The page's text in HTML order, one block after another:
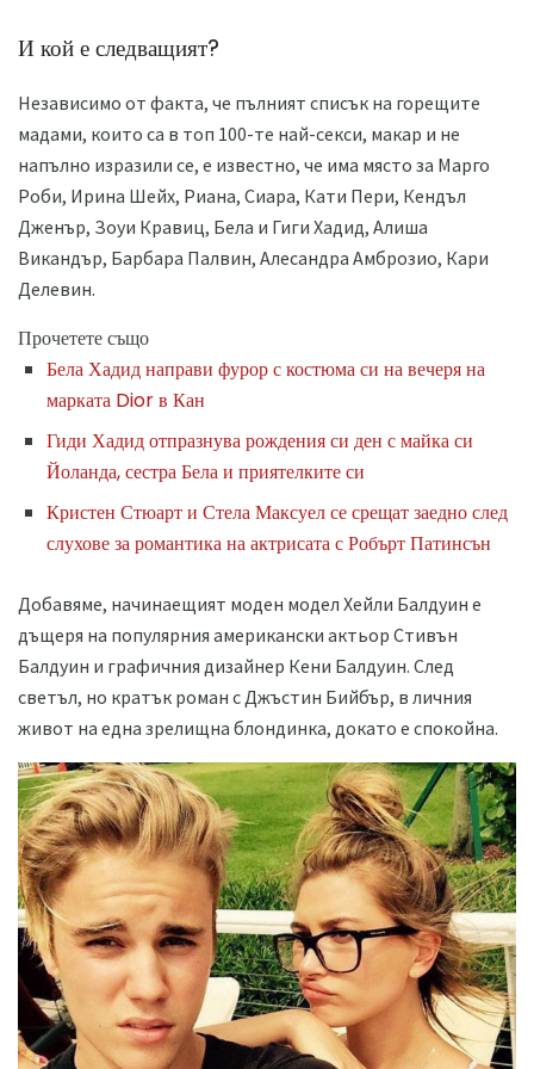
И кой е следващият?
Независимо от факта, че пълният списък на горещите
мадами, които са в топ 100-те най-секси, макар и не
напълно изразили се, е известно, че има място за Марго
Роби, Ирина Шейх, Риана, Сиара, Кати Пери, Кендъл
Дженър, Зоуи Кравиц, Бела и Гиги Хадид, Алиша
Викандър, Барбара Палвин, Алесандра Амброзио, Кари
Делевин.
Прочетете също
Бела Хадид направи фурор с костюма си на вечеря на
марката Dior в Кан
Гиди Хадид отпразнува рождения си ден с майка си
Йоланда, сестра Бела и приятелките си
Кристен Стюарт и Стела Максуел се срещат заедно след
слухове за романтика на актрисата с Робърт Патинсън
Добавяме, начинаещият моден модел Хейли Балдуин е
дъщеря на популярния американски актьор Стивън
Балдуин и графичния дизайнер Кени Балдуин. След
светъл, но кратък роман с Джъстин Бийбър, в личния
живот на една зрелищна блондинка, докато е спокойна.